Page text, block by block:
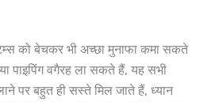
को बेचकर भी अच्छा मुनाफा कमा सकते
पाइपिंग वगैरह ला सकते हैं, यह सभी
पर बहुत ही सस्ते मिल जाते हैं, ध्यान